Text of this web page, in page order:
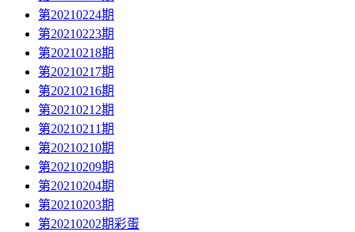
第20210224期
第20210223期
第20210218期
第20210217期
第20210216期
第20210212期
第20210211期
第20210210期
第20210209期
第20210204期
第20210203期
第20210202期彩蛋